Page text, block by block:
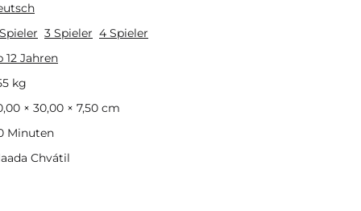
3 Spieler 4 Spieler
12 Jahren
kg
× 30,00 × 7,50 cm
Minuten
Chvátil